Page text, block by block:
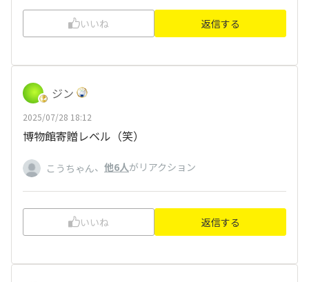
いいね 返信する
ジン
2025/07/28 18:12
博物館寄贈レベル（笑）
こうちゃん、 他6人がリアクション
いいね 返信する